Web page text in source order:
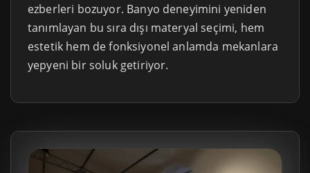
ezberleri bozuyor. Banyo deneyimini yeniden
tanımlayan bu sıra dışı materyal seçimi, hem
estetik hem de fonksiyonel anlamda mekanlara
yepyeni bir soluk getiriyor.